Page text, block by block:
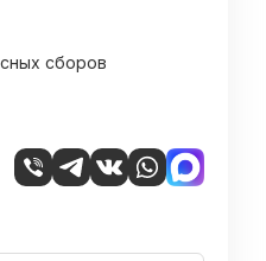
сборов